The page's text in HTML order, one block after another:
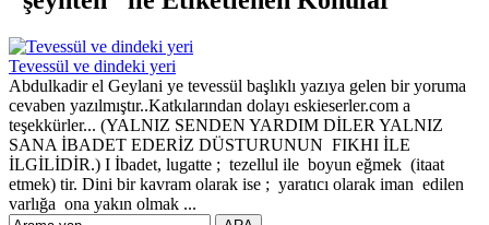
Tevessül ve dindeki yeri
Abdulkadir el Geylani ye tevessül başlıklı yazıya gelen bir yoruma
cevaben yazılmıştır..Katkılarından dolayı eskieserler.com a
teşekkürler... (YALNIZ SENDEN YARDIM DİLER YALNIZ
SANA İBADET EDERİZ DÜSTURUNUN FIKHI İLE
İLGİLİDİR.) I İbadet, lugatte ; tezellul ile boyun eğmek (itaat
etmek) tir. Dini bir kavram olarak ise ; yaratıcı olarak iman edilen
varlığa ona yakın olmak ...